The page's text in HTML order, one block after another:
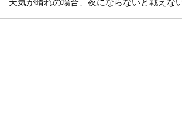
天気が晴れの場合、夜にならないと戦えな